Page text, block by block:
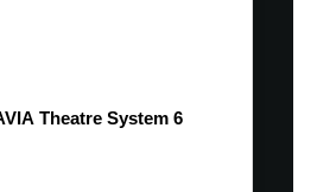
Theatre System 6